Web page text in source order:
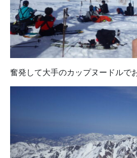
奮発して大手のカップヌードルで